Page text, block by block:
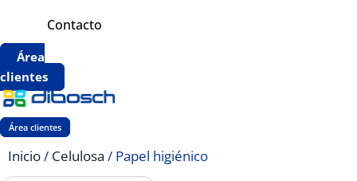
Contacto
Área
clientes
Área clientes
Inicio/ Celulosa / Papel higiénico